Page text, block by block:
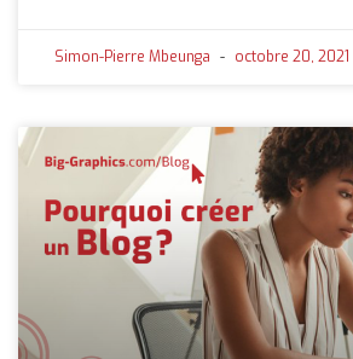
Simon-Pierre Mbeunga octobre 20, 2021